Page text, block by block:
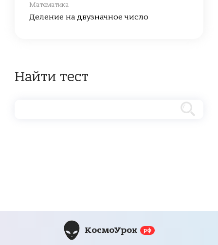
Математика
Деление на двузначное число
Найти тест
КосмоУрок рф